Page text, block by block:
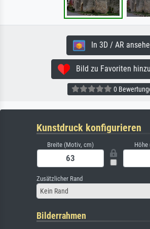
In 3D / AR
Bild zu Favoriten
0
Kunstdruck konfigurieren
Breite (Motiv, cm)
Zusätzlicher Rand
Kein Rand
Bilderrahmen